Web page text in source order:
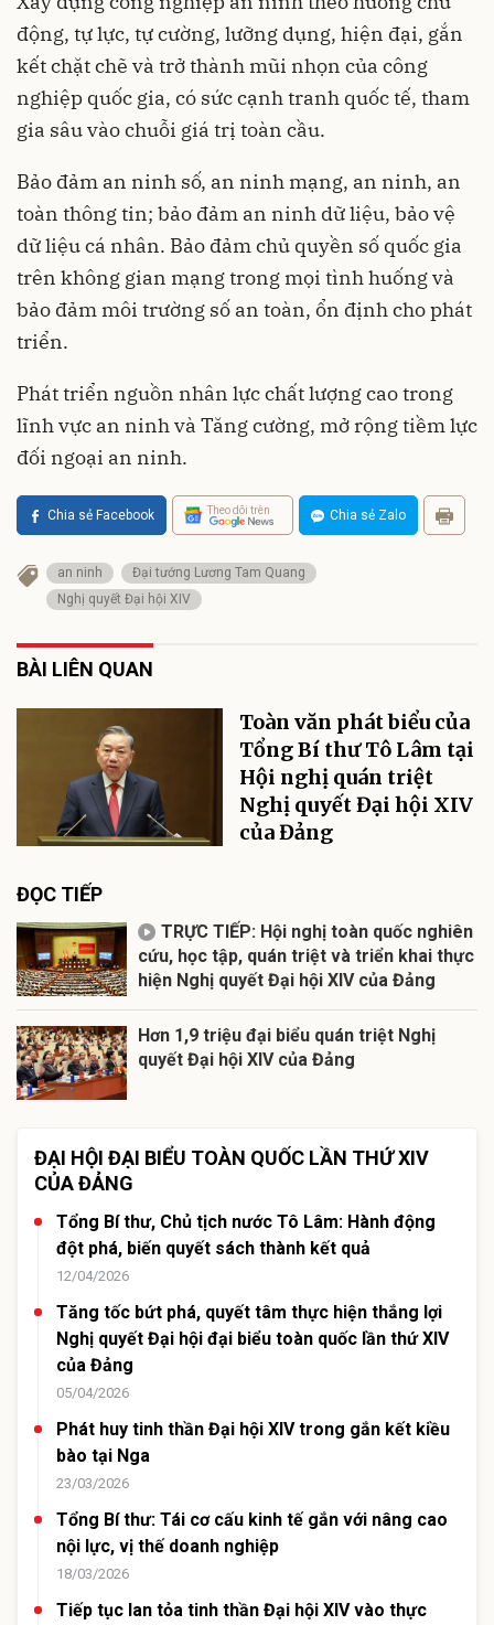
động, tự lực, tự cường, lưỡng dụng, hiện đại, gắn
kết chặt chẽ và trở thành mũi nhọn của công
nghiệp quốc gia, có sức cạnh tranh quốc tế, tham
gia sâu vào chuỗi giá trị toàn cầu.
Bảo đảm an ninh số, an ninh mạng, an ninh, an
toàn thông tin; bảo đảm an ninh dữ liệu, bảo vệ
dữ liệu cá nhân. Bảo đảm chủ quyền số quốc gia
trên không gian mạng trong mọi tình huống và
bảo đảm môi trường số an toàn, ổn định cho phát
triển.
Phát triển nguồn nhân lực chất lượng cao trong
lĩnh vực an ninh và Tăng cường, mở rộng tiềm lực
đối ngoại an ninh.
Chia sẻ Facebook Theo dõi trên Chia sẻ Zalo
an ninh
Đại tướng Lương Tam Quang
Nghị quyết Đại hội XIV
BÀI LIÊN QUAN
Toàn văn phát biểu của
Tổng Bí thư Tô Lâm tại
Hội nghị quán triệt
Nghị quyết Đại hội XIV
của Đảng
ĐỌC TIẾP
TRỰC TIẾP: Hội nghị toàn quốc nghiên
cứu, học tập, quán triệt và triển khai thực
hiện Nghị quyết Đại hội XIV của Đảng
Hơn 1,9 triệu đại biểu quán triệt Nghị
quyết Đại hội XIV của Đảng
ĐẠI HỘI ĐẠI BIỂU TOÀN QUỐC LẦN THỨ XIV
CỦA ĐẢNG
Tổng Bí thư, Chủ tịch nước Tô Lâm: Hành động
đột phá, biến quyết sách thành kết quả
12/04/2026
Tăng tốc bứt phá, quyết tâm thực hiện thắng lợi
Nghị quyết Đại hội đại biểu toàn quốc lần thứ XIV
của Đảng
05/04/2026
Phát huy tinh thần Đại hội XIV trong gắn kết kiều
bào tại Nga
23/03/2026
Tổng Bí thư: Tái cơ cấu kinh tế gắn với nâng cao
nội lực, vị thế doanh nghiệp
18/03/2026
Tiếp tục lan tỏa tinh thần Đại hội XIV vào thực